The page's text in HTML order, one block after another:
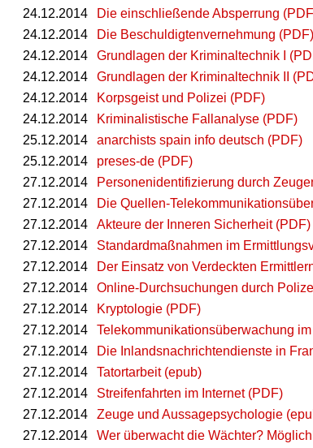
24.12.2014
Die einschließende Absperrung
24.12.2014
Die Beschuldigtenvernehmung (PDF)
24.12.2014
Grundlagen der Kriminaltechnik I
24.12.2014
Grundlagen der Kriminaltechnik II
24.12.2014
Korpsgeist und Polizei (PDF)
24.12.2014
Kriminalistische Fallanalyse (PDF)
25.12.2014
anarchists spain info deutsch (PDF)
25.12.2014
preses-de (PDF)
27.12.2014
Personenidentifizierung durch
27.12.2014
Die Quellen-
27.12.2014
Akteure der Inneren Sicherheit (PDF)
27.12.2014
Standardmaßnahmen im
27.12.2014
Der Einsatz von Verdeckten
27.12.2014
Online-Durchsuchungen durch
27.12.2014
Kryptologie (PDF)
27.12.2014
Telekommunikationsüberwachung
27.12.2014
Die Inlandsnachrichtendienste in
27.12.2014
Tatortarbeit (epub)
27.12.2014
Streifenfahrten im Internet (PDF)
27.12.2014
Zeuge und Aussagepsychologie
27.12.2014
Wer überwacht die Wächter?